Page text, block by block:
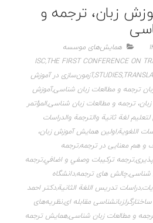
زبان، ترجمه و
همایش‌های موسسه
ISC,THE FIRST CONFERENCE ON
STUDIES,
,آزمون‌سازی در آموزش
ترجمه و مطالعات زبان شناسی,آموزش
ترجمه و مطالعات زبان شناسی,المؤتمر
لتعليم لغة ثانية والترجمة والدراسات
اللغوية,اولین همایش آموزش زبان،
و هم معنایی در ترجمه,ترجمه
,ترجمه تركيبات وصفي و اضافي,ترجمه
شناسی,چالش های ترجمه,دانشگاه
,دراسات تدريس اللغة الثانية,دکتر احمد
,زبانشناسی مقابله ای,نظریه‌های
و مطالعات زبان شناسی,همایش ترجمه